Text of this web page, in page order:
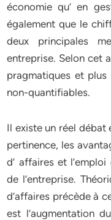
économie qu’ en
également que le
deux principales
entreprise. Selon cet
pragmatiques et plus
non-quantifiables.
Il existe un réel débat
pertinence, les
d’ affaires et
de l’entreprise.
d’affaires précède à
est l’augmentation